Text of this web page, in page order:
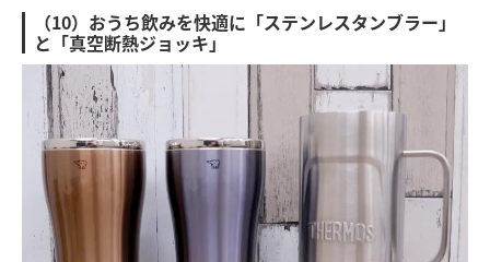
（10）おうち飲みを快適に「ステンレスタンブラー」
と「真空断熱ジョッキ」